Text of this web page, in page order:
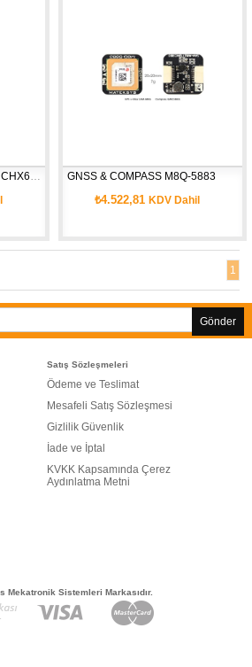
GNSS & COMPASS M8Q-5883
₺4.522,81 KDV Dahil
1
Gönder
Satış Sözleşmeleri
Ödeme ve Teslimat
Mesafeli Satış Sözleşmesi
Gizlilik Güvenlik
İade ve İptal
KVKK Kapsamında Çerez
Aydınlatma Metni
Mekatronik Sistemleri Markasıdır.